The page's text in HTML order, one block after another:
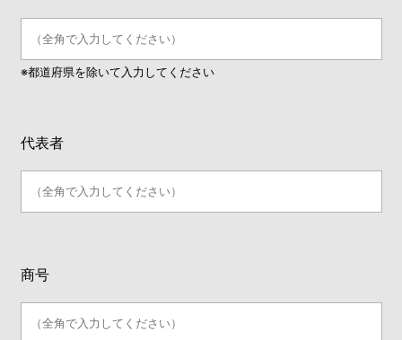
※都道府県を除いて入力してください
代表者
商号